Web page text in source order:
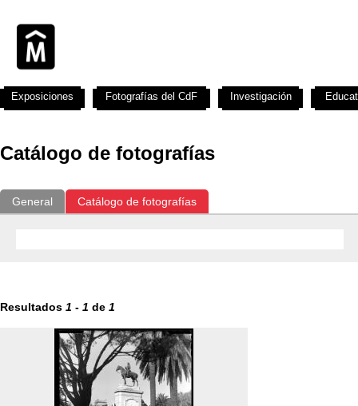
Catálogo de fotografías
General Catálogo de fotografías
Resultados 1 - 1 de 1
Exposiciones Fotografías del CdF Investigación